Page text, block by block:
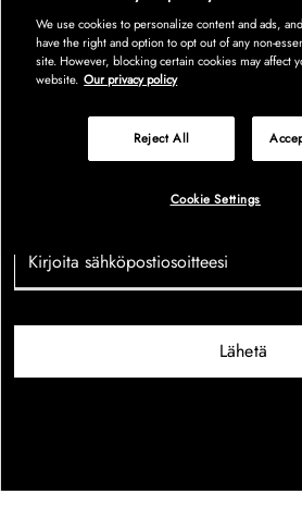
Be the first to find out!
kaikista eksklusiivisista Singles’ Day -
postilaatikkoosi.
Lähetä
We use cookies to personalize content and ads,
have the right and option to opt out of any non-
site. However, blocking certain cookies may affect
website. Our privacy policy
Reject All
Cookie Settings